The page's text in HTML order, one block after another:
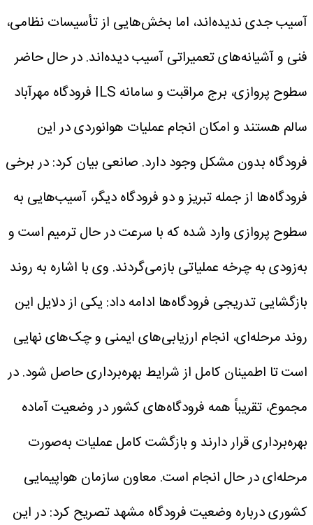
آسیب جدی ندیده‌اند، اما بخش‌هایی از تأسیسات نظامی،
فنی و آشیانه‌های تعمیراتی آسیب دیده‌اند. در حال حاضر
سطوح پروازی، برج مراقبت و سامانه ILS فرودگاه مهرآباد
سالم هستند و امکان انجام عملیات هوانوردی در این
فرودگاه بدون مشکل وجود دارد. صانعی بیان کرد: در برخی
فرودگاه‌ها از جمله تبریز و دو فرودگاه دیگر، آسیب‌هایی به
سطوح پروازی وارد شده که با سرعت در حال ترمیم است و
به‌زودی به چرخه عملیاتی بازمی‌گردند. وی با اشاره به روند
بازگشایی تدریجی فرودگاه‌ها ادامه داد: یکی از دلایل این
روند مرحله‌ای، انجام ارزیابی‌های ایمنی و چک‌های نهایی
است تا اطمینان کامل از شرایط بهره‌برداری حاصل شود. در
مجموع، تقریباً همه فرودگاه‌های کشور در وضعیت آماده
بهره‌برداری قرار دارند و بازگشت کامل عملیات به‌صورت
مرحله‌ای در حال انجام است. معاون سازمان هواپیمایی
کشوری درباره وضعیت فرودگاه مشهد تصریح کرد: در این